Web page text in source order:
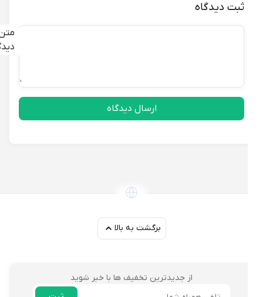
ثبت دیدگاه
متن
دیدگاه
ارسال دیدگاه
برگشت به بالا
از جدیدترین تخفیف ها با خبر شوید